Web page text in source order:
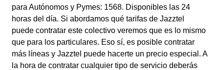
para Autónomos y Pymes: 1568. Disponibles las 24
horas del día. Si abordamos qué tarifas de Jazztel
puede contratar este colectivo veremos que es lo mismo
que para los particulares. Eso sí, es posible contratar
más líneas y Jazztel puede hacerte un precio especial. A
la hora de contratar cualquier tipo de servicio deberás